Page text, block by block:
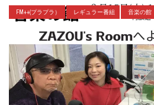
FM++(プラプラ） レギュラー番組 音楽の館